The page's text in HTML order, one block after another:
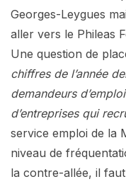
Georges-Leygues
aller vers le Phileas
Une question de
chiffres de l’année
demandeurs
d’entreprises qui
service emploi de la
niveau de
la contre-allée, il